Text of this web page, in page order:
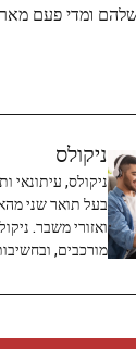
ומדי פעם
ניקולס
בעל תואר שני
ואזורי משבר.
מורכבים,